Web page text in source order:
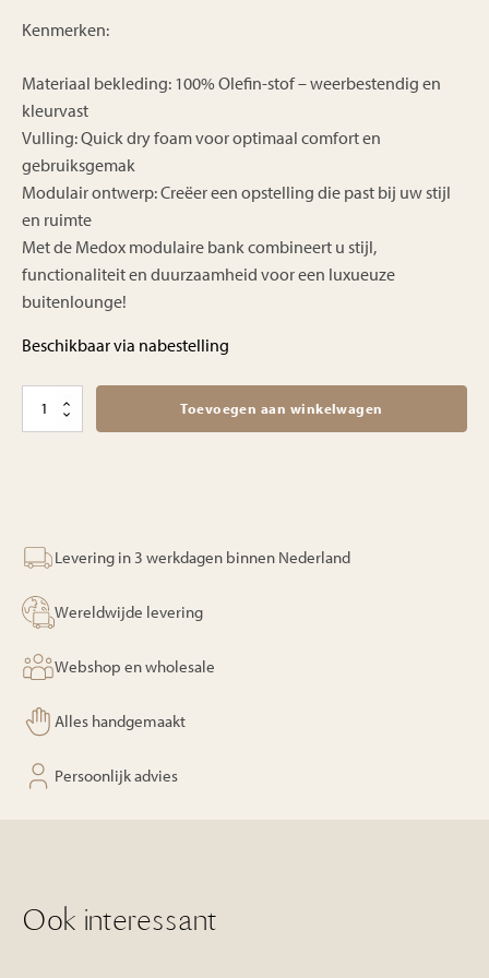
Kenmerken:
Materiaal bekleding: 100% Olefin-stof – weerbestendig en
kleurvast
Vulling: Quick dry foam voor optimaal comfort en
gebruiksgemak
Modulair ontwerp: Creëer een opstelling die past bij uw stijl
en ruimte
Met de Medox modulaire bank combineert u stijl,
functionaliteit en duurzaamheid voor een luxueuze
buitenlounge!
Beschikbaar via nabestelling
Medox
Toevoegen aan winkelwagen
Levering in 3 werkdagen binnen Nederland
Wereldwijde levering
Webshop en wholesale
Alles handgemaakt
Persoonlijk advies
Ook interessant